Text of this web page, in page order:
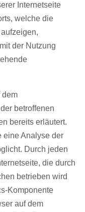
Internetseite
welche die
der Nutzung
dem
betroffenen
bereits erläutert.
eine Analyse der
Durch jeden
die durch
betrieben wird
Komponente
auf dem